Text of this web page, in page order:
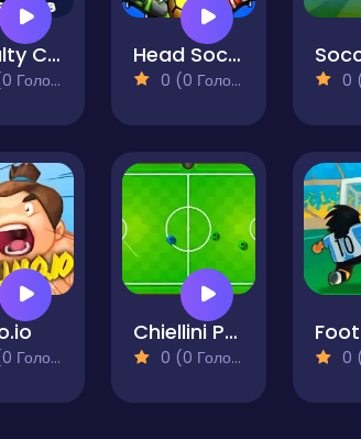
Penalty Challenge Head Soccer 2022
0 (0 Голосів) 0
Chiellini Pool Soccer
0 (0 Голосів) 0